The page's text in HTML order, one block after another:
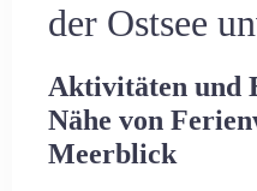
der Ostsee
Aktivitäten und
Nähe von
Meerblick